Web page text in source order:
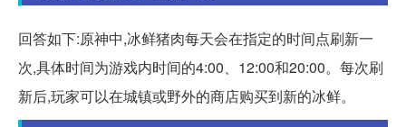
回答如下:原神中,冰鲜猪肉每天会在指定的时间点刷新一
次,具体时间为游戏内时间的4:00、12:00和20:00。每次刷
新后,玩家可以在城镇或野外的商店购买到新的冰鲜。